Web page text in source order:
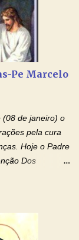
Senhora.
Devoção e
e por sinal,
com
possibilidade
estudante nem
uma série de
Pe Marcelo
(08 de janeiro) o
pela cura
Hoje o Padre
Dos
O Senhor
de vós,